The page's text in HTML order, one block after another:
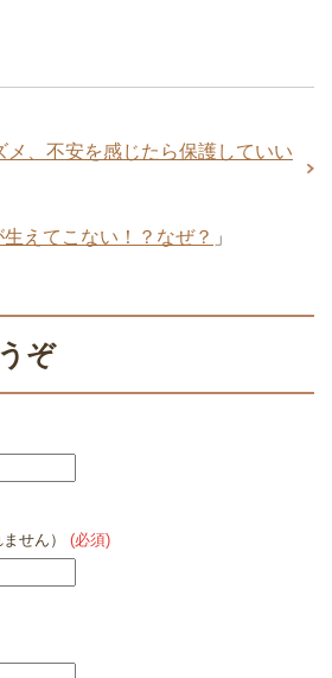
メ、不安を感じたら保護していい
えてこない！？なぜ？ 」
ぞ
せん） (必須)